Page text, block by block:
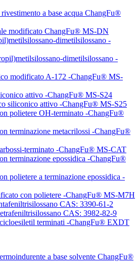
a base acqua ChangFu®
modificato ChangFu® MS-DN
dimetilsilossano -
dimetilsilossano -
modificato A-172 -ChangFu® MS-
attivo -ChangFu® MS-S24
siliconico attivo -ChangFu® MS-S25
polietere OH-terminato -ChangFu®
terminazione metacrilossi -ChangFu®
terminato -ChangFu® MS-CAT
terminazione epossidica -ChangFu®
polietere a terminazione epossidica -
con polietere -ChangFu® MS-M7H
CAS: 3390-61-2
CAS: 3982-82-9
terminati -ChangFu® EXDT
a base solvente ChangFu®